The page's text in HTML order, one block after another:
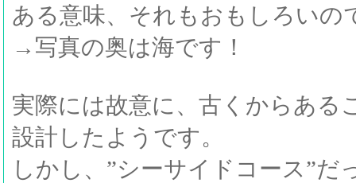
ある意味、それもおもしろいの
→写真の奥は海です！
実際には故意に、古くからある
設計したようです。
しかし、”シーサイドコース”